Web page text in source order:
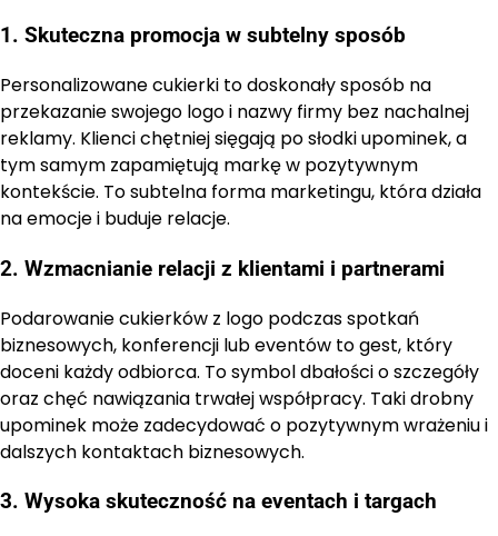
1. Skuteczna promocja w subtelny sposób
Personalizowane cukierki to doskonały sposób na
przekazanie swojego logo i nazwy firmy bez nachalnej
reklamy. Klienci chętniej sięgają po słodki upominek, a
tym samym zapamiętują markę w pozytywnym
kontekście. To subtelna forma marketingu, która działa
na emocje i buduje relacje.
2. Wzmacnianie relacji z klientami i partnerami
Podarowanie cukierków z logo podczas spotkań
biznesowych, konferencji lub eventów to gest, który
doceni każdy odbiorca. To symbol dbałości o szczegóły
oraz chęć nawiązania trwałej współpracy. Taki drobny
upominek może zadecydować o pozytywnym wrażeniu i
dalszych kontaktach biznesowych.
3. Wysoka skuteczność na eventach i targach